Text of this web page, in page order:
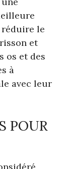
le
et
os et des
à
avec leur
POUR